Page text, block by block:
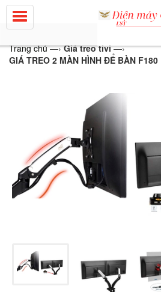
Trang chủ—› Giá treo tivi—›
GIÁ TREO 2 MÀN HÌNH ĐỂ BÀN F180